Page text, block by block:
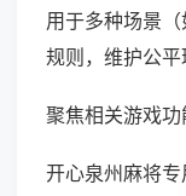
用于多种场景
规则，维护公平
聚焦相关游戏功
开心泉州麻将